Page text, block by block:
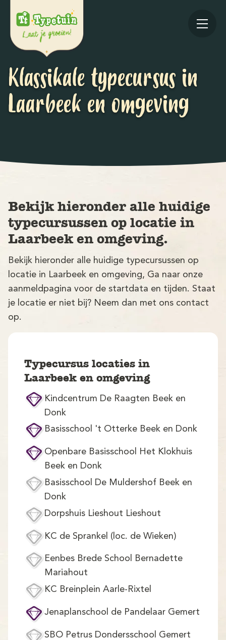
Demo
Aanmelden
Klassikale typecursus in
Laarbeek en omgeving
Bekijk hieronder alle huidige
typecursussen op locatie in
Laarbeek en omgeving.
Bekijk hieronder alle huidige typecursussen op
locatie in Laarbeek en omgeving, Ga naar onze
aanmeldpagina voor de startdata en tijden. Staat
je locatie er niet bij? Neem dan met ons contact
op.
Typecursus locaties in
Laarbeek en omgeving
Kindcentrum De Raagten Beek en
Donk
Basisschool 't Otterke Beek en Donk
Openbare Basisschool Het Klokhuis
Beek en Donk
Basisschool De Muldershof Beek en
Donk
Dorpshuis Lieshout Lieshout
KC de Sprankel (loc. de Wieken)
Eenbes Brede School Bernadette
Mariahout
KC Breinplein Aarle-Rixtel
Jenaplanschool de Pandelaar Gemert
SBO Petrus Dondersschool Gemert